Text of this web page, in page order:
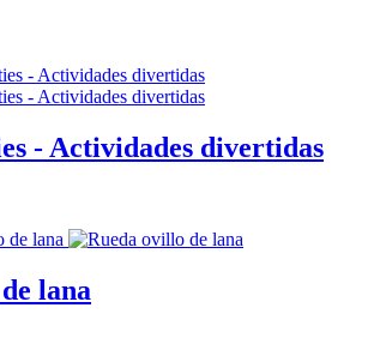
- Actividades divertidas
lana